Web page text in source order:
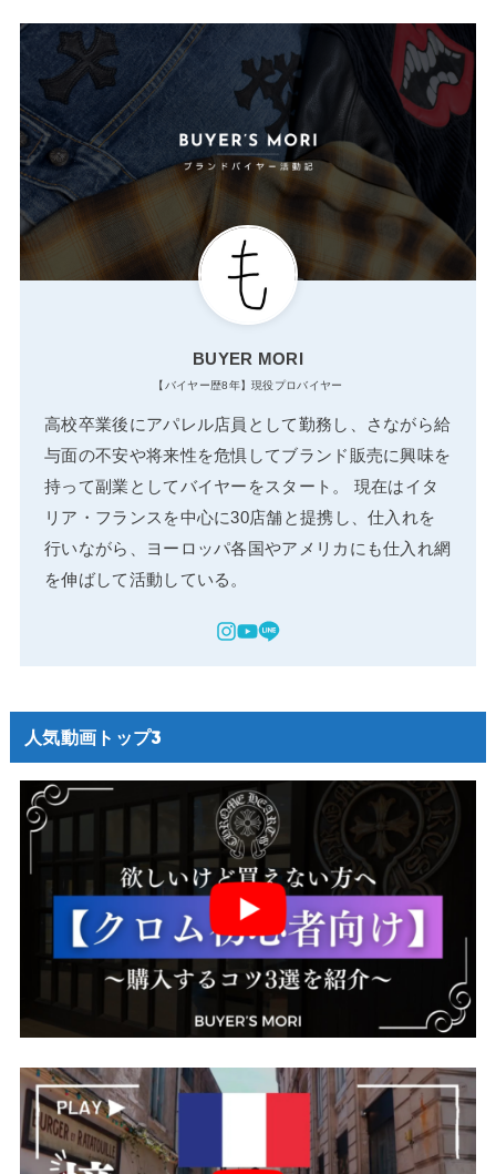
BUYER MORI
【バイヤー歴8年】現役プロバイヤー
高校卒業後にアパレル店員として勤務し、さながら給
与面の不安や将来性を危惧してブランド販売に興味を
持って副業としてバイヤーをスタート。 現在はイタ
リア・フランスを中心に30店舗と提携し、仕入れを
行いながら、ヨーロッパ各国やアメリカにも仕入れ網
を伸ばして活動している。
人気動画トップ3